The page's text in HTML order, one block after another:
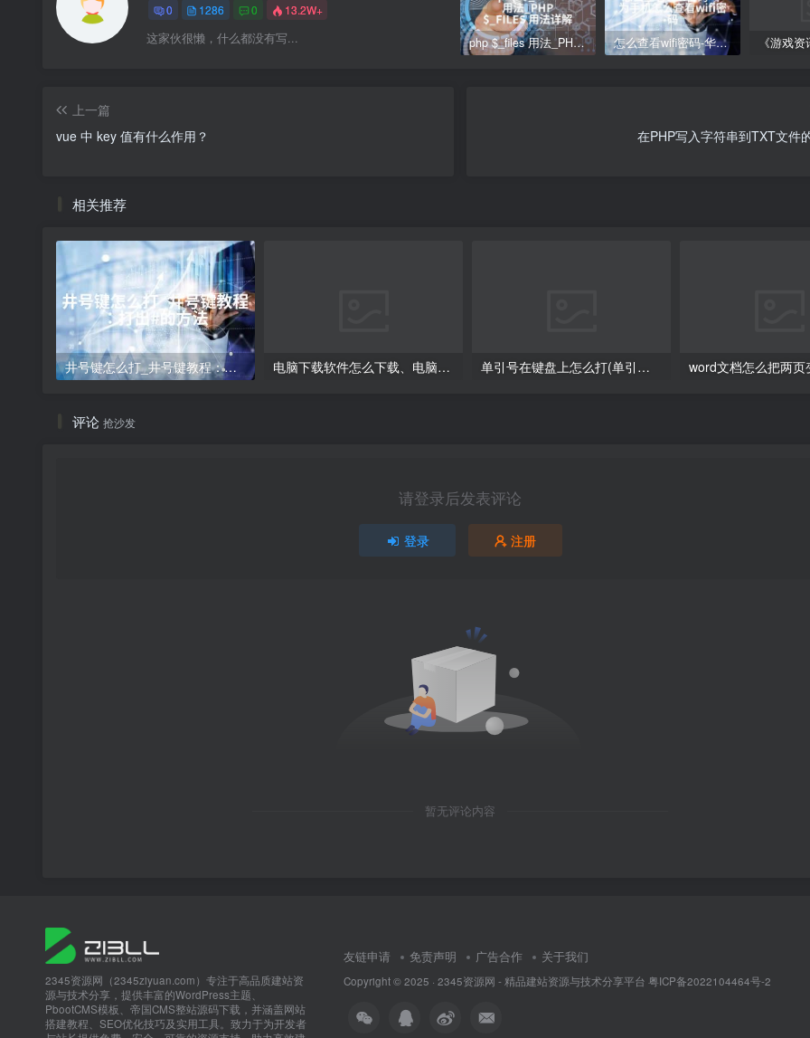
0 1286 0 13.2W+
这家伙很懒，什么都没有写... php $_files 用法_PHP $_FILES 用法详解 怎么查看wifi密码-华为手机怎么查看wifi密码
上一篇
vue 中 key 值有什么作用？
在PHP写入字符串到TXT文件
相关推荐
井号键怎么打_井号键教程：打出#的方法 电脑下载软件怎么下载、电脑软件下载指南 单引号在键盘上怎么打(单引号在键盘上怎么打苹果)
评论 抢沙发
请登录后发表评论
登录 注册
暂无评论内容
2345资源网（2345ziyuan.com）专注于高品质建站资
源与技术分享，提供丰富的WordPress主题、
PbootCMS模板、帝国CMS整站源码下载，并涵盖网站
搭建教程、SEO优化技巧及实用工具。致力于为开发者
友链申请 免责声明 广告合作 关于我们
Copyright © 2025 · 2345资源网 - 精品建站资源与技术分享平台 粤ICP备2022104464号-2